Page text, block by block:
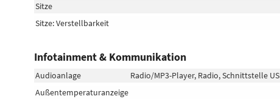
Sitze
Sitze: Verstellbarkeit
Infotainment & Kommunikation
Audioanlage
Radio/MP3-Player, Radio, Schnittstelle
Außentemperaturanzeige